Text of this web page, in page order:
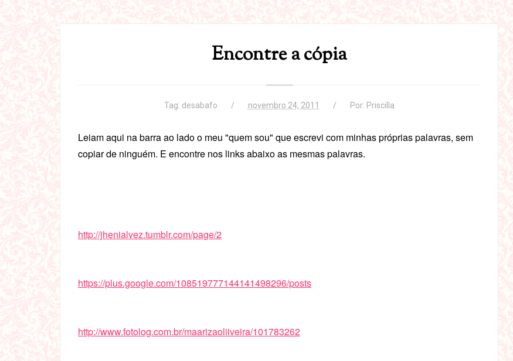
Encontre a cópia
Tag: desabafo novembro 24, 2011 Por: Priscilla
Leiam aqui na barra ao lado o meu "quem sou" que escrevi com minhas próprias palavras, sem
copiar de ninguém. E encontre nos links abaixo as mesmas palavras.
http://jhenialvez.tumblr.com/page/2
https://plus.google.com/108519777144141498296/posts
http://www.fotolog.com.br/maarizaoliiveira/101783262